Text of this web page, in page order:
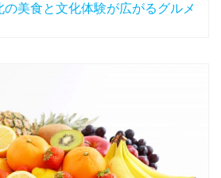
美食と文化体験が広がるグルメ